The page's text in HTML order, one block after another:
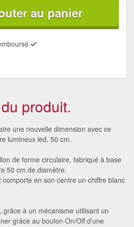
au panier
produit.
une nouvelle dimension avec ce
lumineux led, 50 cm.
de forme circulaire, fabriqué à base
50 cm de diamètre.
en son centre un chiffre blanc
grâce à un mécanisme utilisant un
grâce au bouton On/Off d'une